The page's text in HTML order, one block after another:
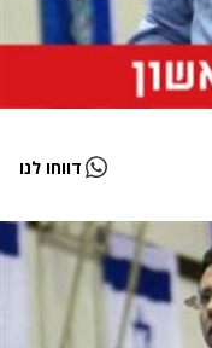
דווחו לנו